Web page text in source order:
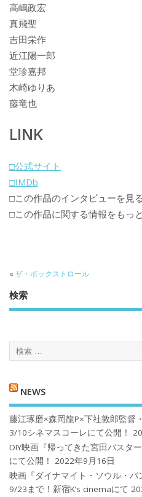
高嶋政宏
真飛聖
吉田栄作
近江陽一郎
堂珍嘉邦
木崎ゆりあ
藤竜也
LINK
□公式サイト
□IMDb
□この作品のインタビューを見る
□この作品に関する情報をもっ
« ザ・ボックストロール
検索
NEWS
藤江琢磨×森岡龍P×下社敦郎監督
3/10シネマスコーレにて公開！
DIY映画『帰ってきた宮田バスタ
にて公開！
2022年9月16日
映画『ダイナマイト・ソウル・バ
9/23まで！新宿K’s cinemaにて